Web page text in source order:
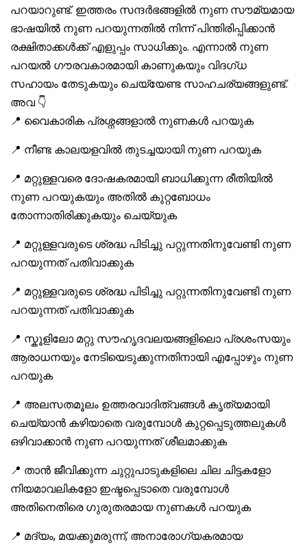
പറയാറുണ്ട്. ഇത്തരം സന്ദർഭങ്ങളിൽ നുണ സൗമ്യമായ
ഭാഷയിൽ നുണ പറയുന്നതിൽ നിന്ന് പിന്തിരിപ്പിക്കാൻ
രക്ഷിതാക്കൾക്ക് എളുപ്പം സാധിക്കും. എന്നാൽ നുണ
പറയൽ ഗൗരവകാരമായി കാണുകയും വിദഗ്ധ
സഹായം തേടുകയും ചെയ്യേണ്ട സാഹചര്യങ്ങളുണ്ട്.
അവ 👇
📍 വൈകാരിക പ്രശ്നങ്ങളാൽ നുണകൾ പറയുക
📍 നീണ്ട കാലയളവിൽ തുടച്ചയായി നുണ പറയുക
📍 മറ്റുള്ളവരെ ദോഷകരമായി ബാധിക്കുന്ന രീതിയിൽ
നുണ പറയുകയും അതിൽ കുറ്റബോധം
തോന്നാതിരിക്കുകയും ചെയ്യുക
📍 മറ്റുള്ളവരുടെ ശ്രദ്ധ പിടിച്ചു പറ്റുന്നതിനുവേണ്ടി നുണ
പറയുന്നത് പതിവാക്കുക
📍 മറ്റുള്ളവരുടെ ശ്രദ്ധ പിടിച്ചു പറ്റുന്നതിനുവേണ്ടി നുണ
പറയുന്നത് പതിവാക്കുക
📍 സ്കൂളിലോ മറ്റു സൗഹൃദവലയങ്ങളിലൊ പ്രശംസയും
ആരാധനയും നേടിയെടുക്കുന്നതിനായി എപ്പോഴും നുണ
പറയുക
📍 അലസതമൂലം ഉത്തരവാദിത്വങ്ങൾ കൃത്യമായി
ചെയ്യാൻ കഴിയാതെ വരുമ്പോൾ കുറ്റപ്പെടുത്തലുകൾ
ഒഴിവാക്കാൻ നുണ പറയുന്നത് ശീലമാക്കുക
📍 താൻ ജീവിക്കുന്ന ചുറ്റുപാടുകളിലെ ചില ചിട്ടകളോ
നിയമാവലികളോ ഇഷ്ടപ്പെടാതെ വരുമ്പോൾ
അതിനെതിരെ ഗുരുതരമായ നുണകൾ പറയുക
📍 മദ്യം, മയക്കുമരുന്ന്, അനാരോഗ്യകരമായ